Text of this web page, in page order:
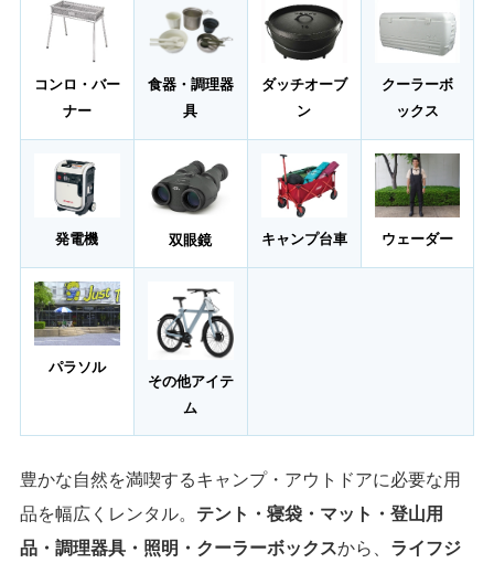
コンロ・バー
ナー
食器・調理器
具
ダッチオーブ
ン
クーラーボ
ックス
発電機 双眼鏡 キャンプ台車 ウェーダー
パラソル
その他アイテ
ム
豊かな自然を満喫するキャンプ・アウトドアに必要な用
品を幅広くレンタル。 テント・寝袋・マット・登山用
品・調理器具・照明・クーラーボックスから、 ライフジ